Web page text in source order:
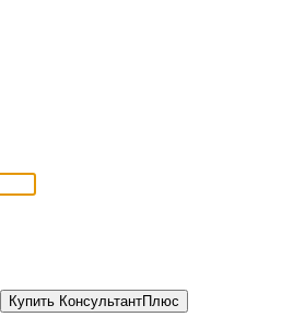
Купить КонсультантПлюс